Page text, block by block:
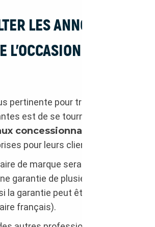
LES ANNONCES DU
L’OCCASION ITALIEN ?
pertinente pour trouver des
est de se tourner vers les
concessionnaires
pour leurs clients.
de marque sera en mesure de
garantie de plusieurs mois après
la garantie peut être acceptée par
français).